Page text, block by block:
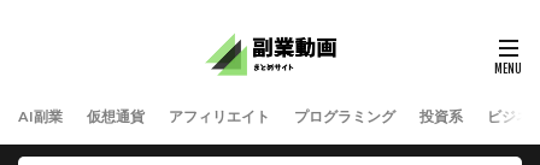
AI副業 仮想通貨 アフィリエイト プログラミング 投資系 ビジネ